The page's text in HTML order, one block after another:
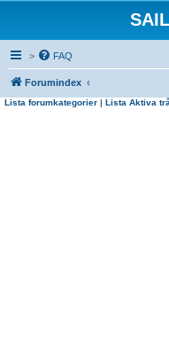
> FAQ
Forumindex
Lista forumkategorier | Lista Aktiva